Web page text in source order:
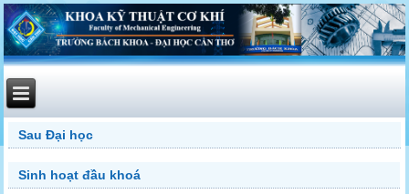
Sau Đại học
Sinh hoạt đầu khoá